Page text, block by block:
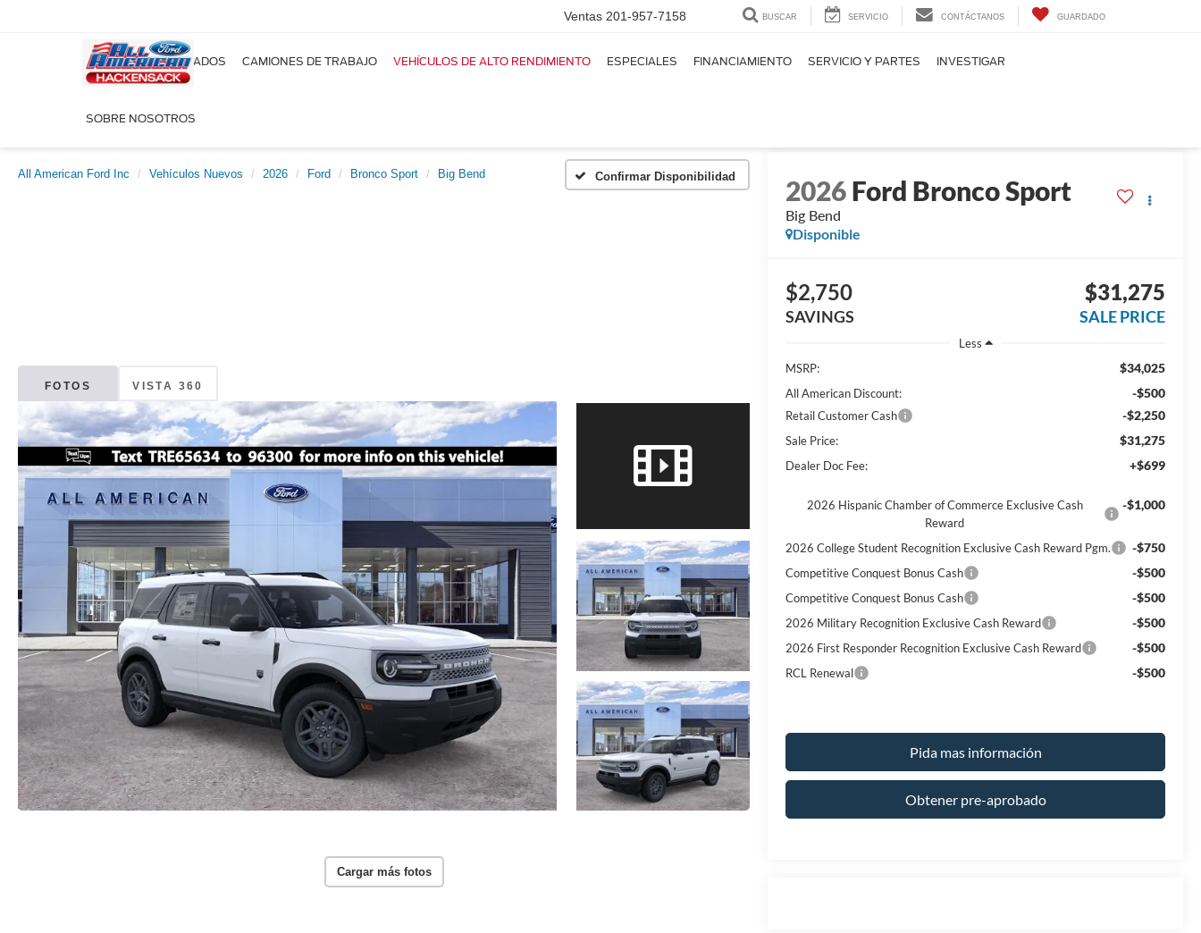
Ventas 201-957-7158 BUSCAR SERVICIO CONTÁCTANOS GUARDADO
NUEVOS USADOS CAMIONES DE TRABAJO VEHÍCULOS DE ALTO RENDIMIENTO ESPECIALES FINANCIAMIENTO SERVICIO Y PARTES INVESTIGAR
SOBRE NOSOTROS
All American Ford Inc Vehículos Nuevos 2026 Ford Bronco Sport Big Bend Confirmar Disponibilidad
FOTOS VISTA 360
Cargar más fotos
2026Ford Bronco Sport
Big Bend
Disponible
$2,750
SAVINGS
$31,275
SALE PRICE
Less
MSRP:
$34,025
All American Discount: -$500
Retail Customer Cash -$2,250
Sale Price: $31,275
Dealer Doc Fee: +$699
2026 Hispanic Chamber of Commerce Exclusive Cash
Reward
-$1,000
2026 College Student Recognition Exclusive Cash Reward Pgm. -$750
Competitive Conquest Bonus Cash -$500
Competitive Conquest Bonus Cash -$500
2026 Military Recognition Exclusive Cash Reward -$500
2026 First Responder Recognition Exclusive Cash Reward -$500
RCL Renewal -$500
Pida mas información
Obtener pre-aprobado